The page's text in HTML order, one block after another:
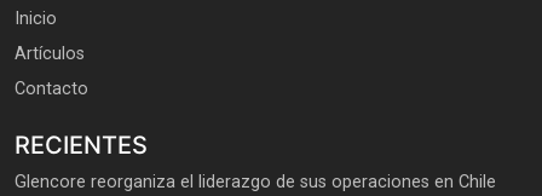
Inicio
Artículos
Contacto
RECIENTES
Glencore reorganiza el liderazgo de sus operaciones en Chile